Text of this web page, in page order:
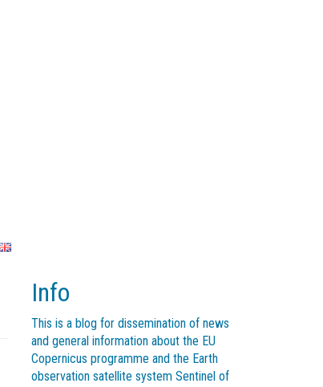
Info
This is a blog for dissemination of news
and general information about the EU
Copernicus programme and the Earth
observation satellite system Sentinel of